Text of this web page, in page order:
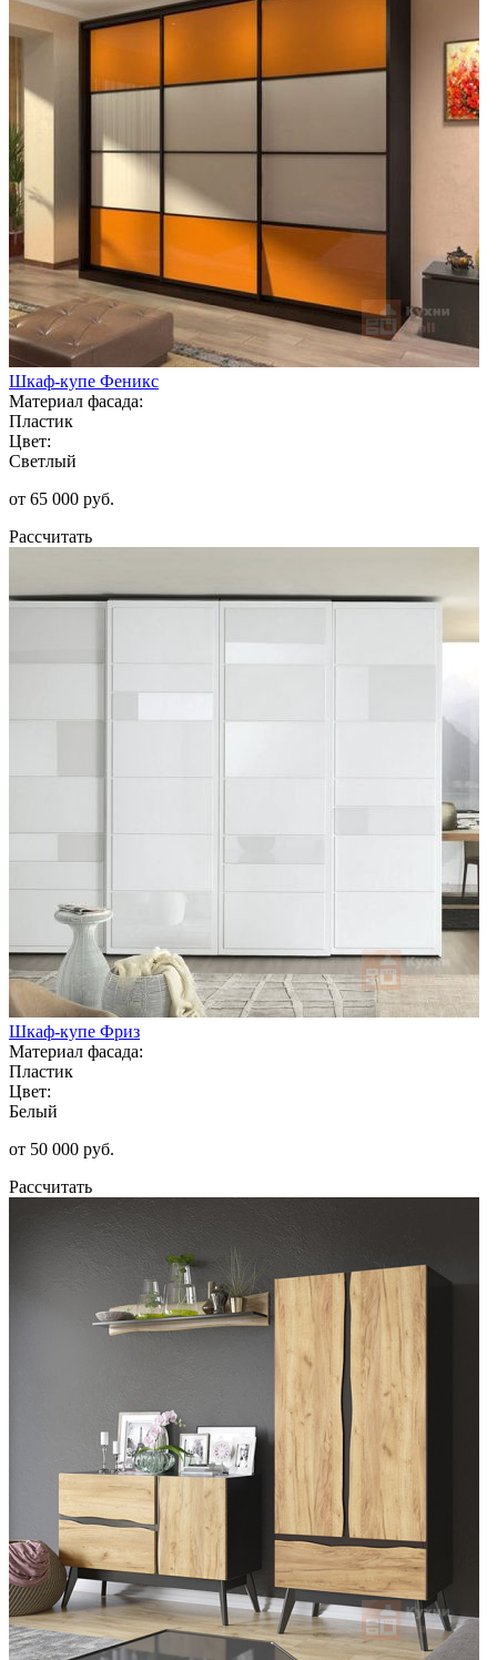
Шкаф-купе Феникс
Материал фасада:
Пластик
Цвет:
Светлый
от 65 000 руб.
Рассчитать
Шкаф-купе Фриз
Материал фасада:
Пластик
Цвет:
Белый
от 50 000 руб.
Рассчитать